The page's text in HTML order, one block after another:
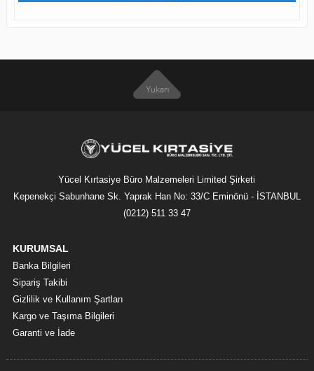
Yücel Kırtasiye Büro Malzemeleri Limited Şirketi
Kepenekçi Sabunhane Sk. Yaprak Han No: 33/C Eminönü - İSTANBUL
(0212) 511 33 47
KURUMSAL
Banka Bilgileri
Sipariş Takibi
Gizlilik ve Kullanım Şartları
Kargo ve Taşıma Bilgileri
Garanti ve İade